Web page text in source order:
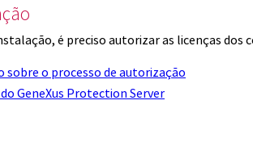
é preciso autorizar as licenças dos
sobre o processo de autorização
GeneXus Protection Server